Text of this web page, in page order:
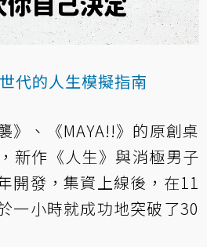
代的人生模擬指南
》、《MAYA!!》的原創桌
，新作《人生》與消極男子
開發，集資上線後，在11
一小時就成功地突破了30